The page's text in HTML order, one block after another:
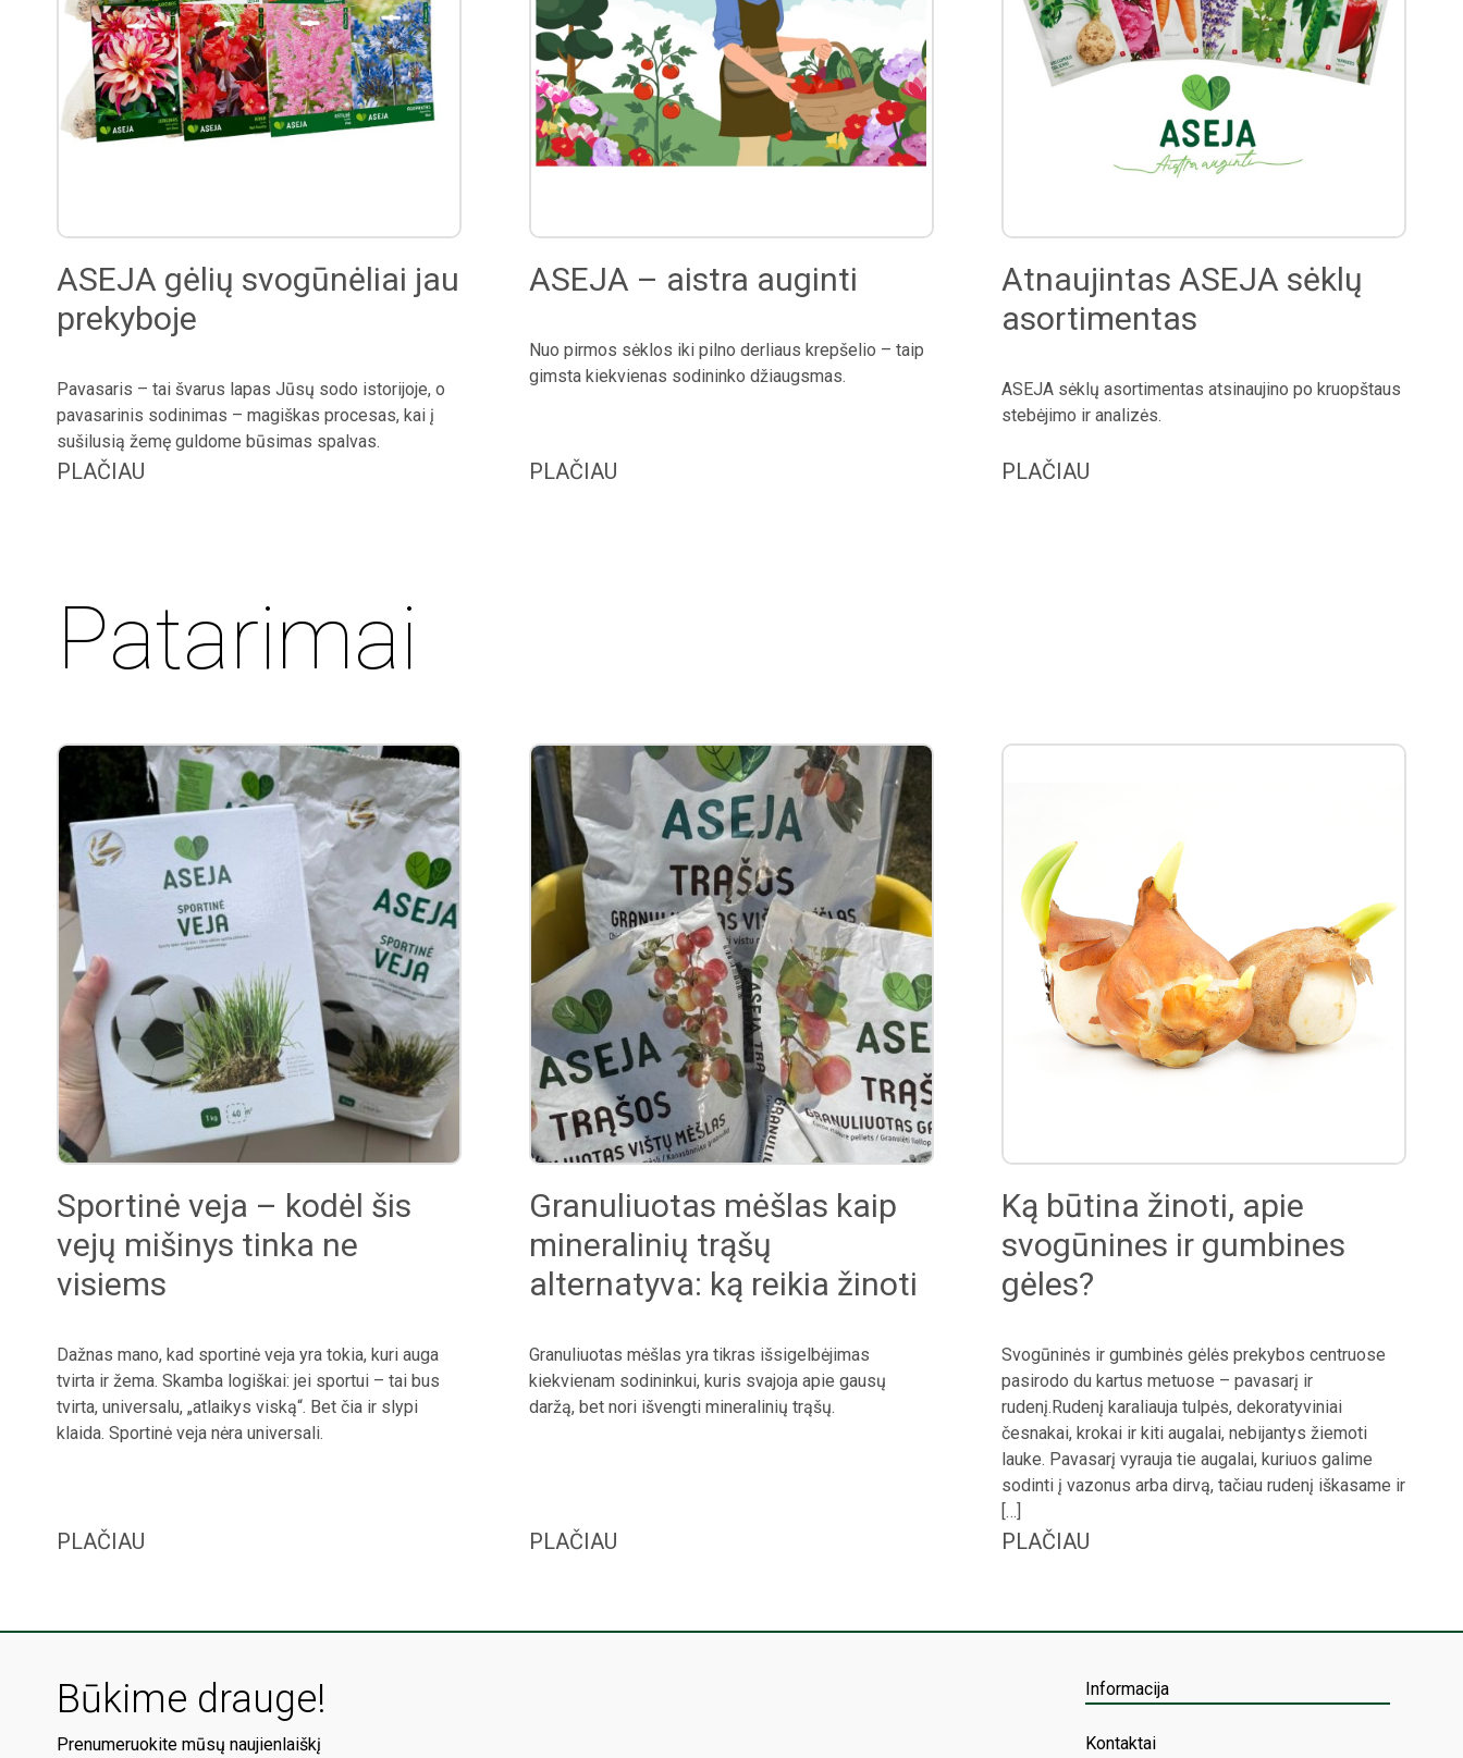
ASEJA gėlių svogūnėliai jau
prekyboje
Pavasaris – tai švarus lapas Jūsų sodo istorijoje, o
pavasarinis sodinimas – magiškas procesas, kai į
sušilusią žemę guldome būsimas spalvas.
PLAČIAU
ASEJA – aistra auginti
Nuo pirmos sėklos iki pilno derliaus krepšelio – taip
gimsta kiekvienas sodininko džiaugsmas.
PLAČIAU
Atnaujintas ASEJA sėklų
asortimentas
ASEJA sėklų asortimentas atsinaujino po kruopštaus
stebėjimo ir analizės.
PLAČIAU
Patarimai
Sportinė veja – kodėl šis
vejų mišinys tinka ne
visiems
Dažnas mano, kad sportinė veja yra tokia, kuri auga
tvirta ir žema. Skamba logiškai: jei sportui – tai bus
tvirta, universalu, „atlaikys viską“. Bet čia ir slypi
klaida. Sportinė veja nėra universali.
PLAČIAU
Granuliuotas mėšlas kaip
mineralinių trąšų
alternatyva: ką reikia žinoti
Granuliuotas mėšlas yra tikras išsigelbėjimas
kiekvienam sodininkui, kuris svajoja apie gausų
daržą, bet nori išvengti mineralinių trąšų.
PLAČIAU
Ką būtina žinoti, apie
svogūnines ir gumbines
gėles?
Svogūninės ir gumbinės gėlės prekybos centruose
pasirodo du kartus metuose – pavasarį ir
rudenį.Rudenį karaliauja tulpės, dekoratyviniai
česnakai, krokai ir kiti augalai, nebijantys žiemoti
lauke. Pavasarį vyrauja tie augalai, kuriuos galime
sodinti į vazonus arba dirvą, tačiau rudenį iškasame ir
[…]
PLAČIAU
Būkime drauge!
Prenumeruokite mūsų naujienlaiškį
Informacija
Kontaktai